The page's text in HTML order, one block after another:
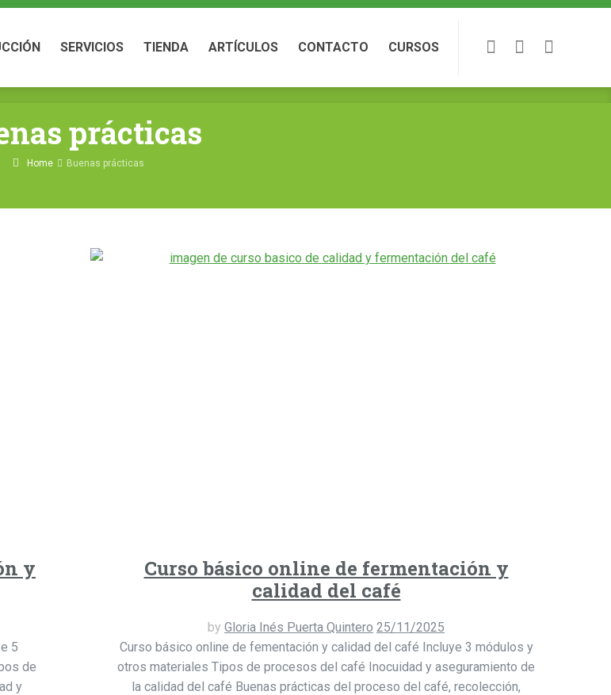
SERVICIOS TIENDA ARTÍCULOS CONTACTO CURSOS
prácticas
Home Buenas prácticas
y
5
de
y
Curso básico online de fermentación y
calidad del café
by Gloria Inés Puerta Quintero 25/11/2025
Curso básico online de fementación y calidad del café Incluye 3 módulos y
otros materiales Tipos de procesos del café Inocuidad y aseguramiento de
la calidad del café Buenas prácticas del proceso del café, recolección,